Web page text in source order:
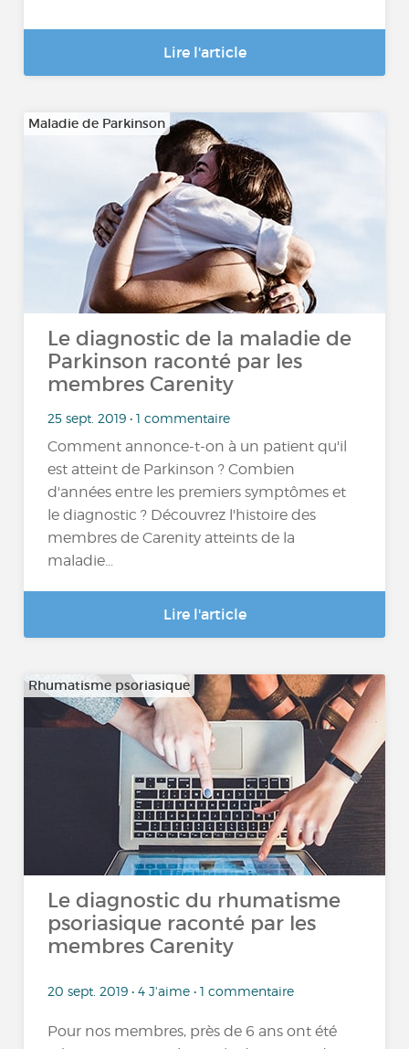
Lire l'article
Maladie de Parkinson
Le diagnostic de la maladie de
Parkinson raconté par les
membres Carenity
25 sept. 2019 • 1 commentaire
Comment annonce-t-on à un patient qu'il
est atteint de Parkinson ? Combien
d'années entre les premiers symptômes et
le diagnostic ? Découvrez l'histoire des
membres de Carenity atteints de la
maladie...
Lire l'article
Rhumatisme psoriasique
Le diagnostic du rhumatisme
psoriasique raconté par les
membres Carenity
20 sept. 2019 • 4 J'aime • 1 commentaire
Pour nos membres, près de 6 ans ont été